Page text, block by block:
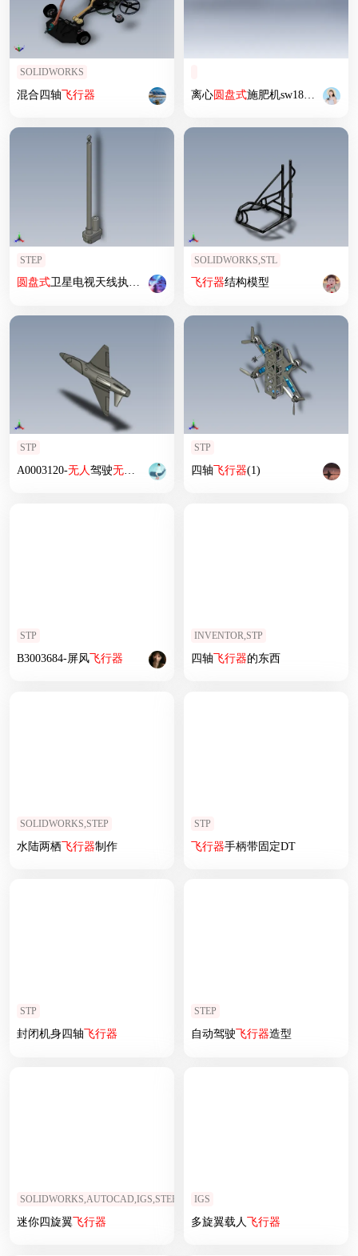
SOLIDWORKS
混合四轴飞行器 离心圆盘式施肥机sw18可编辑
STEP
圆盘式卫星电视天线执行器电机
SOLIDWORKS,STL
飞行器结构模型
STP
A0003120-无人驾驶无人
STP
四轴飞行器(1)
STP
B3003684-屏风飞行器
INVENTOR,STP
四轴飞行器的东西
SOLIDWORKS,STEP
水陆两栖飞行器制作
STP
飞行器手柄带固定DT
STP
封闭机身四轴飞行器
STEP
自动驾驶飞行器造型
SOLIDWORKS,AUTOCAD,IGS,STEP
迷你四旋翼飞行器
IGS
多旋翼载人飞行器